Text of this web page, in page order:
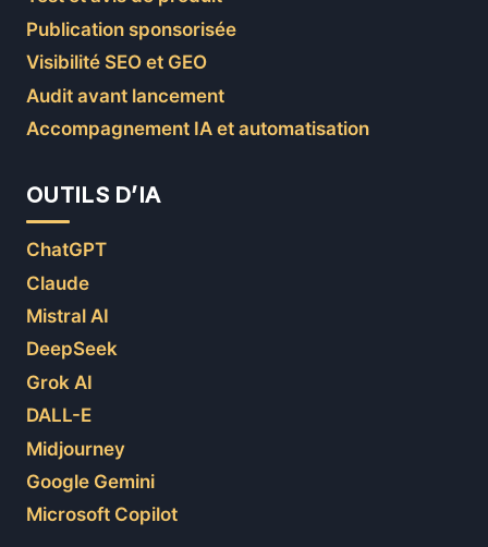
Publication sponsorisée
Visibilité SEO et GEO
Audit avant lancement
Accompagnement IA et automatisation
OUTILS D’IA
ChatGPT
Claude
Mistral AI
DeepSeek
Grok AI
DALL-E
Midjourney
Google Gemini
Microsoft Copilot